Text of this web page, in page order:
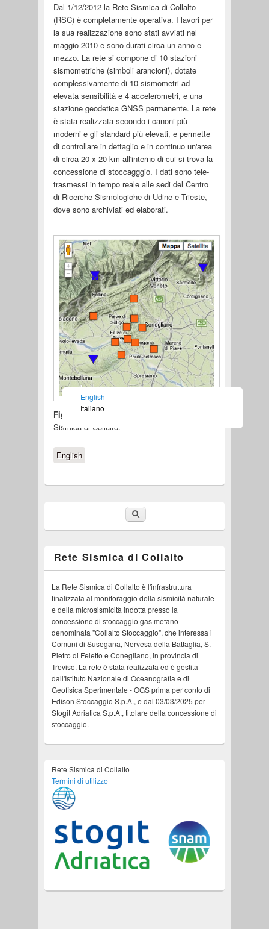
Dal 1/12/2012 la Rete Sismica di Collalto
(RSC) è completamente operativa. I lavori per
la sua realizzazione sono stati avviati nel
maggio 2010 e sono durati circa un anno e
mezzo. La rete si compone di 10 stazioni
sismometriche (simboli arancioni), dotate
complessivamente di 10 sismometri ad
elevata sensibilità e 4 accelerometri, e una
stazione geodetica GNSS permanente. La rete
è stata realizzata secondo i canoni più
moderni e gli standard più elevati, e permette
di controllare in dettaglio e in continuo un'area
di circa 20 x 20 km all'interno di cui si trova la
concessione di stoccagggio. I dati sono tele-
trasmessi in tempo reale alle sedi del Centro
di Ricerche Sismologiche di Udine e Trieste,
dove sono archiviati ed elaborati.
Figura 1 –Mappa delle stazioni della Rete
Sismica di Collalto.
English
English
Italiano
Form di ricerca
Cerca
Rete Sismica di Collalto
La Rete Sismica di Collalto è l'infrastruttura
finalizzata al monitoraggio della sismicità naturale
e della microsismicità indotta presso la
concessione di stoccaggio gas metano
denominata "Collalto Stoccaggio", che interessa i
Comuni di Susegana, Nervesa della Battaglia, S.
Pietro di Feletto e Conegliano, in provincia di
Treviso. La rete è stata realizzata ed è gestita
dall'Istituto Nazionale di Oceanografia e di
Geofisica Sperimentale - OGS prima per conto di
Edison Stoccaggio S.p.A., e dal 03/03/2025 per
Stogit Adriatica S.p.A., titolare della concessione di
stoccaggio.
Rete Sismica di Collalto
Termini di utilizzo